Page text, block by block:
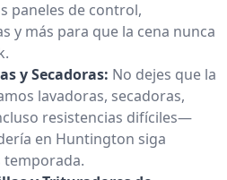
paneles de control,
y más para que la cena nunca
y Secadoras: No dejes que la
lavadoras, secadoras,
resistencias difíciles—
en Huntington siga
temporada.